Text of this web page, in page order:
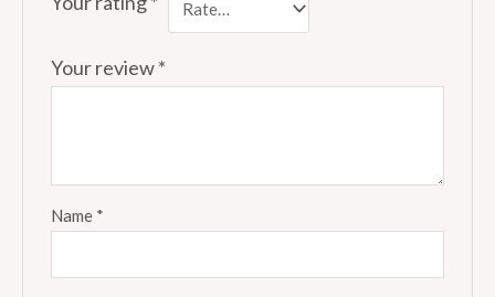
Your review*
Name *